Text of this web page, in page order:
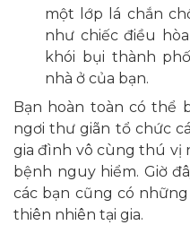
một lớp lá chắn
như chiếc điều
khói bụi thành
nhà ở của bạn.
Bạn hoàn toàn có thể
ngơi thư giãn tổ chức
gia đình vô cùng thú vị
bệnh nguy hiểm. Giờ
các bạn cũng có
thiên nhiên tại gia.